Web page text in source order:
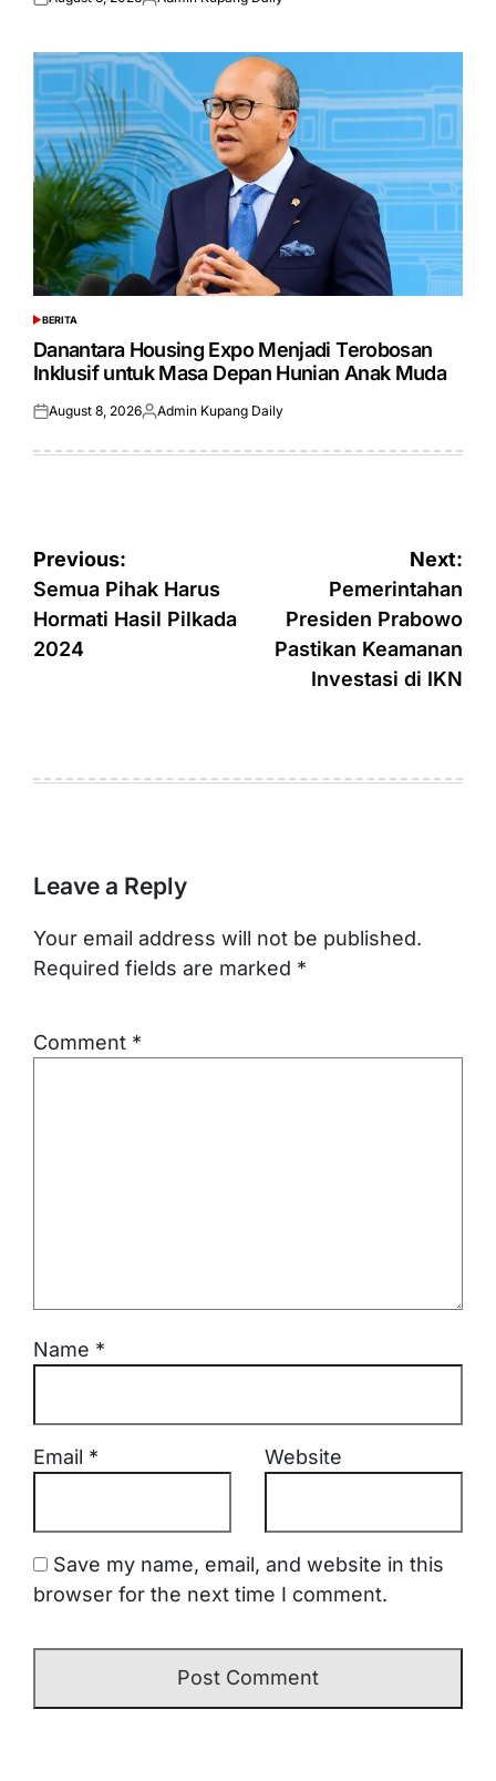
Posted
Posted
POSTED
IN
BERITA
Danantara Housing Expo Menjadi Terobosan
Inklusif untuk Masa Depan Hunian Anak Muda
Posted
August 8, 2026Posted
Admin Kupang Daily
Post
navigation
Previous:
Semua Pihak Harus
Hormati Hasil Pilkada
2024
Next:
Pemerintahan
Presiden Prabowo
Pastikan Keamanan
Investasi di IKN
Leave a Reply
Your email address will not be published.
Required fields are marked *
Comment *
Name *
Email * Website
Save my name, email, and website in this
browser for the next time I comment.